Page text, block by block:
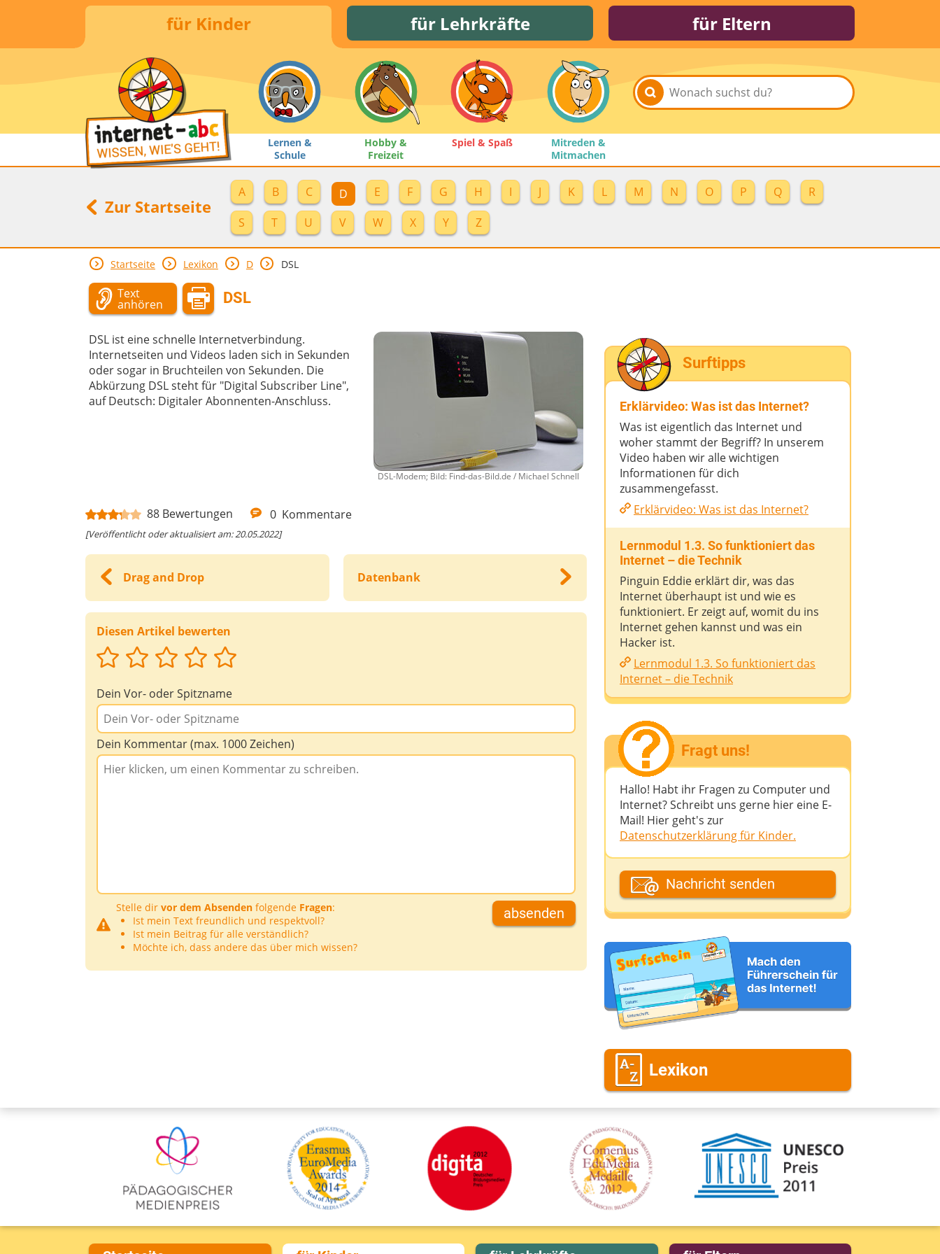
für Kinder für Lehrkräfte für Eltern
Lernen &
Schule
Hobby &
Freizeit
Spiel & Spaß
Mitreden &
Mitmachen
Zur Startseite
A B C D E F G H I J K L M N O P Q
R
S
T U V W X Y Z
Startseite Lexikon D DSL
Text
anhören DSL
DSL-Modem; Bild: Find-das-Bild.de / Michael Schnell
DSL ist eine schnelle Internetverbindung.
Internetseiten und Videos laden sich in Sekunden
oder sogar in Bruchteilen von Sekunden. Die
Abkürzung DSL steht für "Digital Subscriber Line",
auf Deutsch: Digitaler Abonnenten-Anschluss.
88 Bewertungen 0 Kommentare
[Veröffentlicht oder aktualisiert am: 20.05.2022]
Drag and Drop Datenbank
Diesen Artikel bewerten
Dein Vor- oder Spitzname
Dein Kommentar (max. 1000 Zeichen)
Stelle dir vor dem Absenden folgende Fragen:
Ist mein Text freundlich und respektvoll?
Ist mein Beitrag für alle verständlich?
Möchte ich, dass andere das über mich wissen?
absenden
Surftipps
Erklärvideo: Was ist das Internet?
Was ist eigentlich das Internet und
woher stammt der Begriff? In unserem
Video haben wir alle wichtigen
Informationen für dich
zusammengefasst.
Erklärvideo: Was ist das Internet?
Lernmodul 1.3. So funktioniert das
Internet – die Technik
Pinguin Eddie erklärt dir, was das
Internet überhaupt ist und wie es
funktioniert. Er zeigt auf, womit du ins
Internet gehen kannst und was ein
Hacker ist.
Lernmodul 1.3. So funktioniert das
Internet – die Technik
Fragt uns!
Hallo! Habt ihr Fragen zu Computer und
Internet? Schreibt uns gerne hier eine E-
Mail! Hier geht's zur
Datenschutzerklärung für Kinder.
Dein Fantasiename
Deine E-Mail-Adresse (wenn du eine
Antwort möchtest)
Deine Nachricht
Nachricht senden
Lexikon